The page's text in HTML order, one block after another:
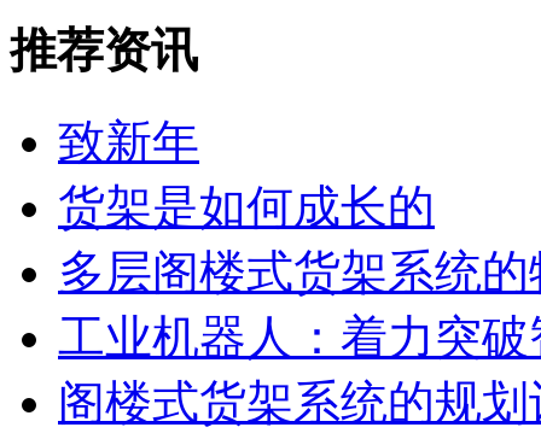
推荐资讯
致新年
货架是如何成长的
多层阁楼式货架系统
工业机器人：着力突
阁楼式货架系统的规划